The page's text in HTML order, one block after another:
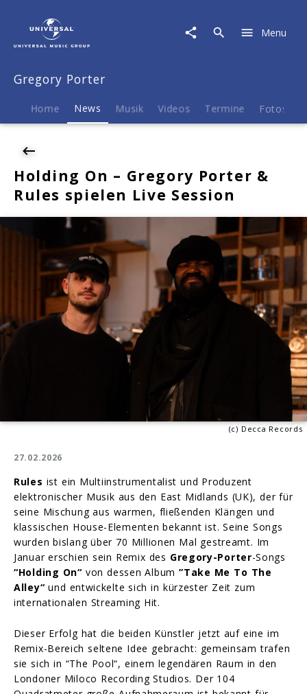
News
Holding
Gregory
spielen
Live
Menu
Gregory Porter
Home News Musik Videos Termine Fotos
Holding On – Gregory Porter &
Rules spielen Live Session
(c) Decca Records
27.02.2026
Rules ist ein Multiinstrumentalist und Produzent
elektronischer Musik aus den East Midlands (UK), der für
seine Mischung aus warmen, fließenden Klängen und
klassischen House-Elementen bekannt ist. Seine Songs
wurden bislang über 70 Millionen Mal gestreamt. Im
Januar erschien sein Remix des Gregory-Porter-Songs
“Holding On“ von dessen Album”Take Me To The
Alley“und entwickelte sich in kürzester Zeit zum
internationalen Streaming Hit.
Dieser Erfolg hat die beiden Künstler jetzt auf eine im
Remix-Bereich seltene Idee gebracht: gemeinsam trafen
sie sich in “The Pool“, einem legendären Raum in den
Londoner Miloco Recording Studios. Der 104